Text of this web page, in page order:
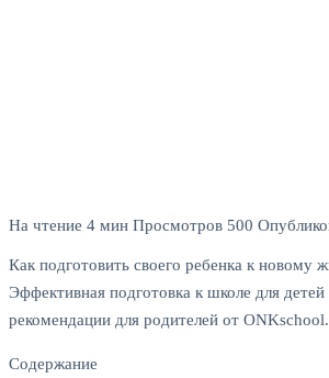
На чтение 4 мин Просмотров 500
Как подготовить своего ребенка к новому
Эффективная подготовка к школе для
рекомендации для родителей от ONKschool.
Содержание